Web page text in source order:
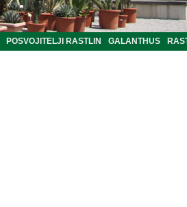
POSVOJITELJI RASTLIN GALANTHUS